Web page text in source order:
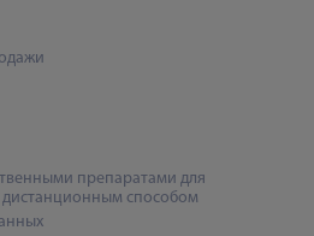
препаратами для
способом